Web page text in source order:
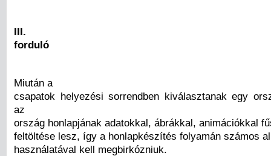
III.
forduló
Miután a
csapatok helyezési sorrendben kiválasztanak egy
az
ország honlapjának adatokkal, ábrákkal, animációkkal
feltöltése lesz, így a honlapkészítés folyamán számos
használatával kell megbirkózniuk.